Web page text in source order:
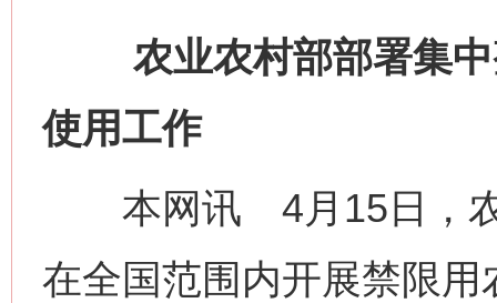
农业农村部部署集中
使用工作
本网讯 4月15日，农
在全国范围内开展禁限